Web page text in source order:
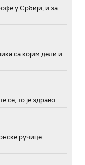
у Србији, и за
са којим дели и
се, то је здраво
ручице